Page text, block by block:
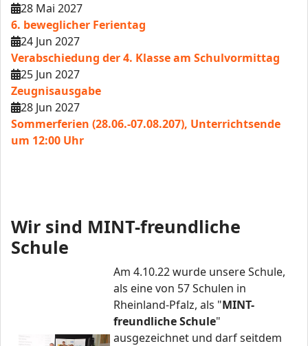
28 Mai 2027
6. beweglicher Ferientag
24 Jun 2027
Verabschiedung der 4. Klasse am Schulvormittag
25 Jun 2027
Zeugnisausgabe
28 Jun 2027
Sommerferien (28.06.-07.08.207), Unterrichtsende
um 12:00 Uhr
Wir sind MINT-freundliche
Schule
Am 4.10.22 wurde unsere Schule,
als eine von 57 Schulen in
Rheinland-Pfalz, als "MINT-
freundliche Schule"
ausgezeichnet und darf seitdem